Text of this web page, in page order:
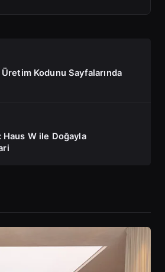
Üretim Kodunu Sayfalarında
W ile Doğayla